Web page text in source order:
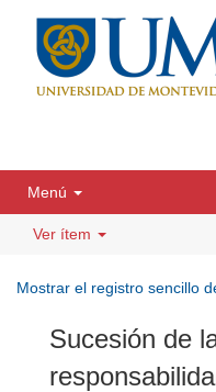
Menú
Ver ítem
Mostrar el registro sencillo
Sucesión de